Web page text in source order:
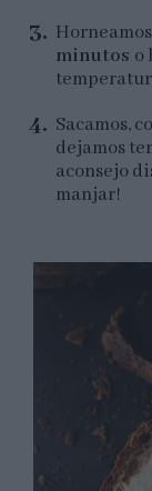
minutos o
Sacamos,
dejamos
aconsejo
manjar!